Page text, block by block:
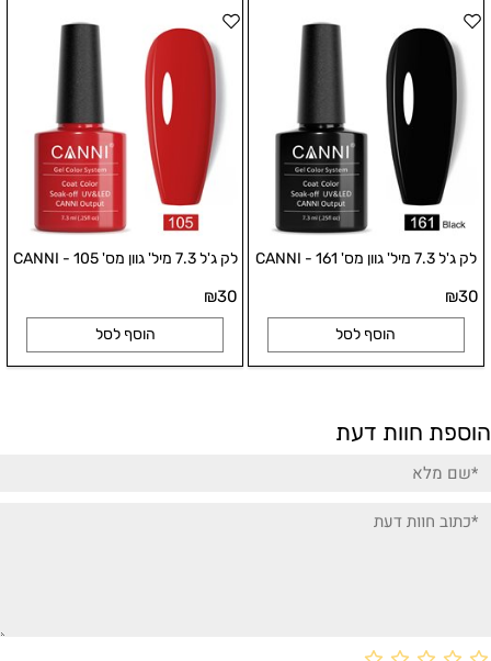
לק ג'ל 7.3 מיל' גוון מס' 161 - CANNI
₪30
הוסף לסל
לק ג'ל 7.3 מיל' גוון מס' 105 - CANNI
₪30
הוסף לסל
הוספת חוות דעת